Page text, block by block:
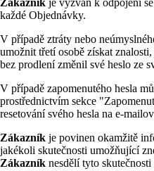
Zákazník je vyzván k odpojení
každé Objednávky.
V případě ztráty nebo
umožnit třetí osobě získat znalosti,
bez prodlení změnil své heslo ze
V případě zapomenutého hesla
prostřednictvím sekce
resetování svého hesla na e-
Zákazník je povinen okamžitě
jakékoli skutečnosti umožňující
Zákazník nesdělí tyto skutečnosti